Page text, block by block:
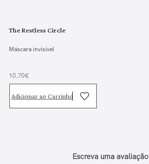
The Restless Circle
Máscara invisível
10.70€
Adicionar ao Carrinho
Escreva uma avaliação